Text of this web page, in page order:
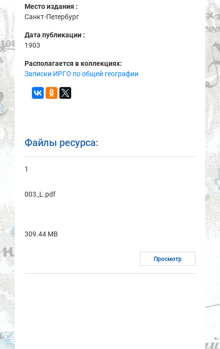
Место издания :
Санкт-Петербург
Дата публикации :
1903
Располагается в коллекциях:
Записки ИРГО по общей географии
Файлы ресурса:
1
003_L.pdf
309.44 MB
Просмотр